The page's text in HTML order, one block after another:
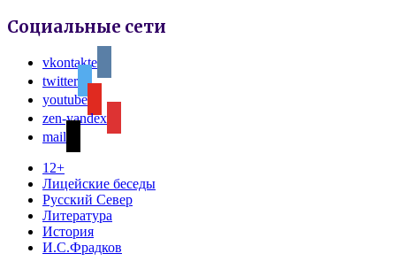
Социальные сети
vkontakte
twitter
youtube
zen-yandex
mail
12+
Лицейские беседы
Русский Север
Литература
История
И.С.Фрадков